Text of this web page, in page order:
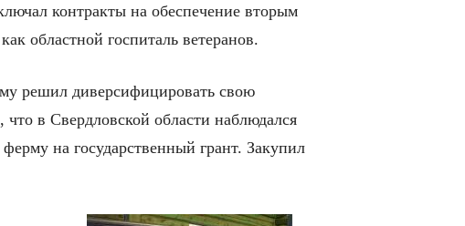
контракты на обеспечение вторым
областной госпиталь ветеранов.
решил диверсифицировать свою
что в Свердловской области наблюдался
на государственный грант. Закупил